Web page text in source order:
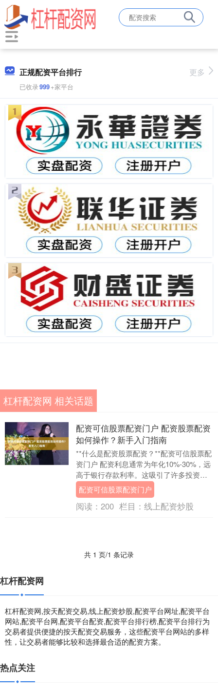
正规配资平台排行
已收录999+家平台
更多
杠杆配资网 相关话题
配资可信股票配资门户 配资股票配资
如何操作？新手入门指南
**什么是配资股票配资？**配资可信股票配
资门户 配资利息通常为年化10%-30%，远
高于银行存款利率。这吸引了许多投资
者，希望通过配资快速致富。 配资股票配
资....
配资可信股票配资门户
阅读： 200 栏目： 线上配资炒股
共 1 页/1 条记录
杠杆配资网
杠杆配资网,按天配资交易,线上配资炒股,配资平台网址,配资平台
网站,配资平台网,配资平台配资,配资平台排行榜,配资平台排行为
交易者提供便捷的按天配资交易服务，这些配资平台网站的多样
性，让交易者能够比较和选择最合适的配资方案。
热点关注